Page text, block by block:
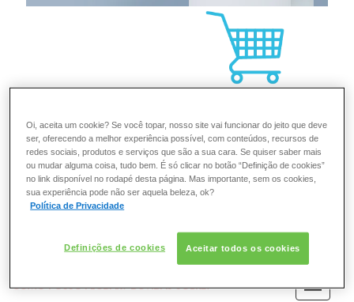
COMO POSSO AJUDAR? DÚVIDAS SOBRE:
Oi, aceita um cookie? Se você topar, nosso site vai funcionar do jeito que deve
ser, oferecendo a melhor experiência possível, com conteúdos, recursos de
redes sociais, produtos e serviços que são a sua cara. Se quiser saber mais
ou mudar alguma coisa, tudo bem. É só clicar no botão “Definição de cookies”
no link disponível no rodapé desta página. Mas importante, sem os cookies,
sua experiência pode não ser aquela beleza, ok?
Política de Privacidade
Definições de cookies Aceitar todos os cookies